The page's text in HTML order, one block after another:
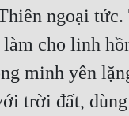
ngoại
cho linh
minh yên
trời đất,